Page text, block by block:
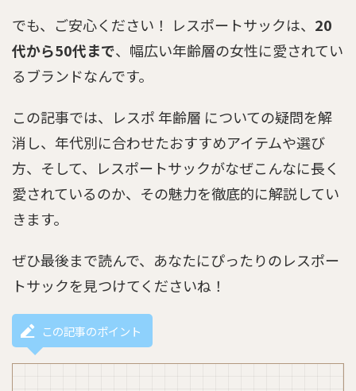
でも、ご安心ください！ レスポートサックは、 20
代から50代まで、幅広い年齢層の女性に愛されてい
るブランドなんです。
この記事では、レスポ 年齢層 についての疑問を解
消し、年代別に合わせたおすすめアイテムや選び
方、そして、レスポートサックがなぜこんなに長く
愛されているのか、その魅力を徹底的に解説してい
きます。
ぜひ最後まで読んで、あなたにぴったりのレスポー
トサックを見つけてくださいね！
この記事のポイント